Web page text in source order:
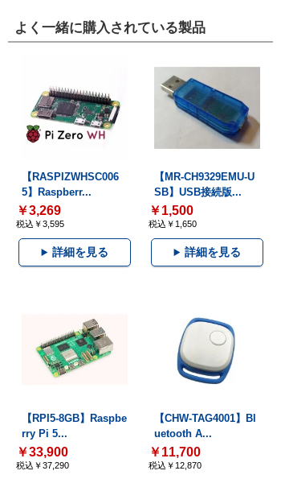
よく一緒に購入されている製品
【RASPIZWHSC006
5】Raspberr...
￥3,269
税込￥3,595
詳細を見る
【MR-CH9329EMU-U
SB】USB接続版...
￥1,500
税込￥1,650
詳細を見る
【RPI5-8GB】Raspbe
rry Pi 5...
￥33,900
税込￥37,290
【CHW-TAG4001】Bl
uetooth A...
￥11,700
税込￥12,870